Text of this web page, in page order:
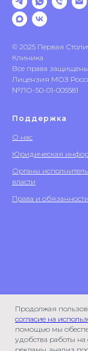
Продолжая
согласие на
помощью мы
удобства работы на
© 2025 Первая
Клиника
Все права защищены.
Лицензия МОЗ
№ЛО-50-01-005581
Поддержка
О нас
Юридическая
Органы
власти
Права и